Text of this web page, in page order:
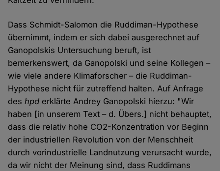
Dass Schmidt-Salomon die Ruddiman-Hypothese
übernimmt, indem er sich dabei ausgerechnet auf
Ganopolskis Untersuchung beruft, ist
bemerkenswert, da Ganopolski und seine Kollegen –
wie viele andere Klimaforscher – die Ruddiman-
Hypothese nicht für zutreffend halten. Auf Anfrage
deshpd erklärte Andrey Ganopolski hierzu: "Wir
haben [in unserem Text – d. Übers.] nicht behauptet,
dass die relativ hohe CO2-Konzentration vor Beginn
der industriellen Revolution von der Menschheit
durch vorindustrielle Landnutzung verursacht wurde,
da wir nicht der Meinung sind, dass Ruddimans